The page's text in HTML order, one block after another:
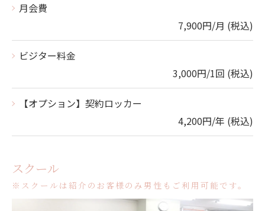
月会費
7,900円/月 (税込)
ビジター料金
3,000円/1回 (税込)
【オプション】契約ロッカー
4,200円/年 (税込)
スクール
※スクールは紹介のお客様のみ男性もご利用可能です。